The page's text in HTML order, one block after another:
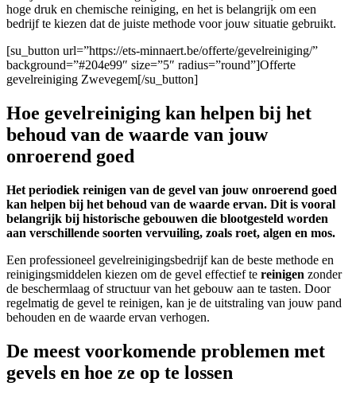
hoge druk en chemische reiniging, en het is belangrijk om een
bedrijf te kiezen dat de juiste methode voor jouw situatie gebruikt.
[su_button url=”https://ets-minnaert.be/offerte/gevelreiniging/”
background=”#204e99″ size=”5″ radius=”round”]Offerte
gevelreiniging Zwevegem[/su_button]
Hoe gevelreiniging kan helpen bij het
behoud van de waarde van jouw
onroerend goed
Het periodiek reinigen van de gevel van jouw onroerend goed
kan helpen bij het behoud van de waarde ervan. Dit is vooral
belangrijk bij historische gebouwen die blootgesteld worden
aan verschillende soorten vervuiling, zoals roet, algen en mos.
Een professioneel gevelreinigingsbedrijf kan de beste methode en
reinigingsmiddelen kiezen om de gevel effectief te reinigen zonder
de beschermlaag of structuur van het gebouw aan te tasten. Door
regelmatig de gevel te reinigen, kan je de uitstraling van jouw pand
behouden en de waarde ervan verhogen.
De meest voorkomende problemen met
gevels en hoe ze op te lossen